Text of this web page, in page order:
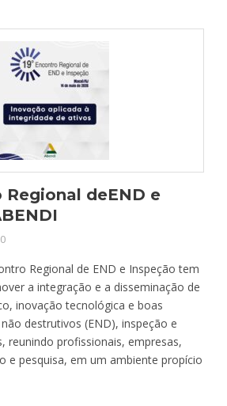
Regional deEND e
0
Regional de END e Inspeção tem
a integração e a disseminação de
inovação tecnológica e boas
destrutivos (END), inspeção e
reunindo profissionais, empresas,
e pesquisa, em um ambiente propício